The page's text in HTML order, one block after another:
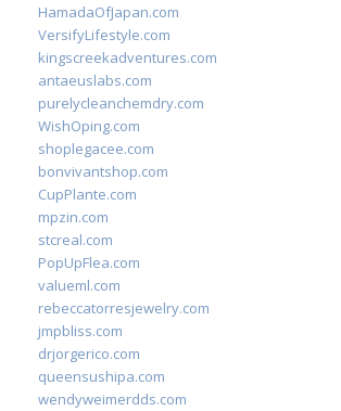
HamadaOfJapan.com
VersifyLifestyle.com
kingscreekadventures.com
antaeuslabs.com
purelycleanchemdry.com
WishOping.com
shoplegacee.com
bonvivantshop.com
CupPlante.com
mpzin.com
stcreal.com
PopUpFlea.com
valueml.com
rebeccatorresjewelry.com
jmpbliss.com
drjorgerico.com
queensushipa.com
wendyweimerdds.com